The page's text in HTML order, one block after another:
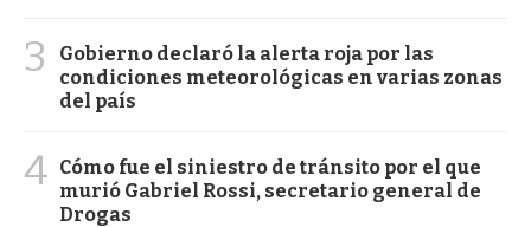
3
Gobierno declaró la alerta roja por las
condiciones meteorológicas en varias zonas
del país
4 Cómo fue el siniestro de tránsito por el que
murió Gabriel Rossi, secretario general de
Drogas